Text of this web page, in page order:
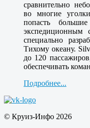
сравнительно
во многие
попасть
экспедиционным
специально
Тихому океану.
до 120
обеспечивать
Подробнее...
© Круиз-Инфо 2026